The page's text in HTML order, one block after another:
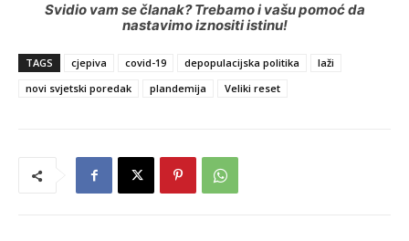
Svidio vam se članak? Trebamo i vašu pomoć da
nastavimo iznositi istinu!
TAGS cjepiva covid-19 depopulacijska politika
laži
novi svjetski poredak
plandemija Veliki reset